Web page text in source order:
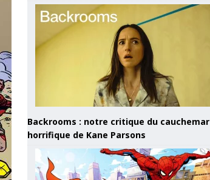
Backrooms : notre critique du cauchemar
horrifique de Kane Parsons